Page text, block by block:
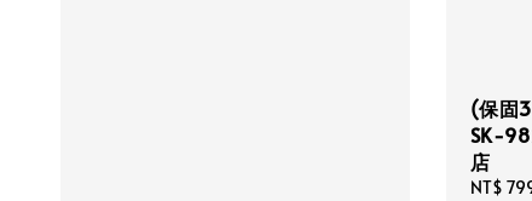
(保固
SK-
店
Sale
NT$